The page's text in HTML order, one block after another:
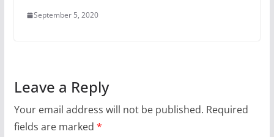
September 5, 2020
Leave a Reply
Your email address will not be published. Required
fields are marked *